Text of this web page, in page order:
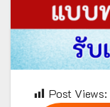
Post Views: